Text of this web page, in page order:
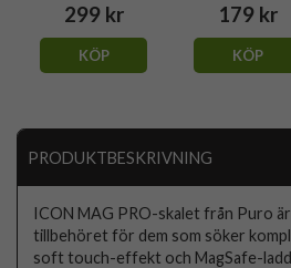
299 kr
KÖP
179 kr
KÖP
PRODUKTBESKRIVNING
ICON MAG PRO-skalet från Puro
tillbehöret för dem som söker
soft touch-effekt och MagSafe-